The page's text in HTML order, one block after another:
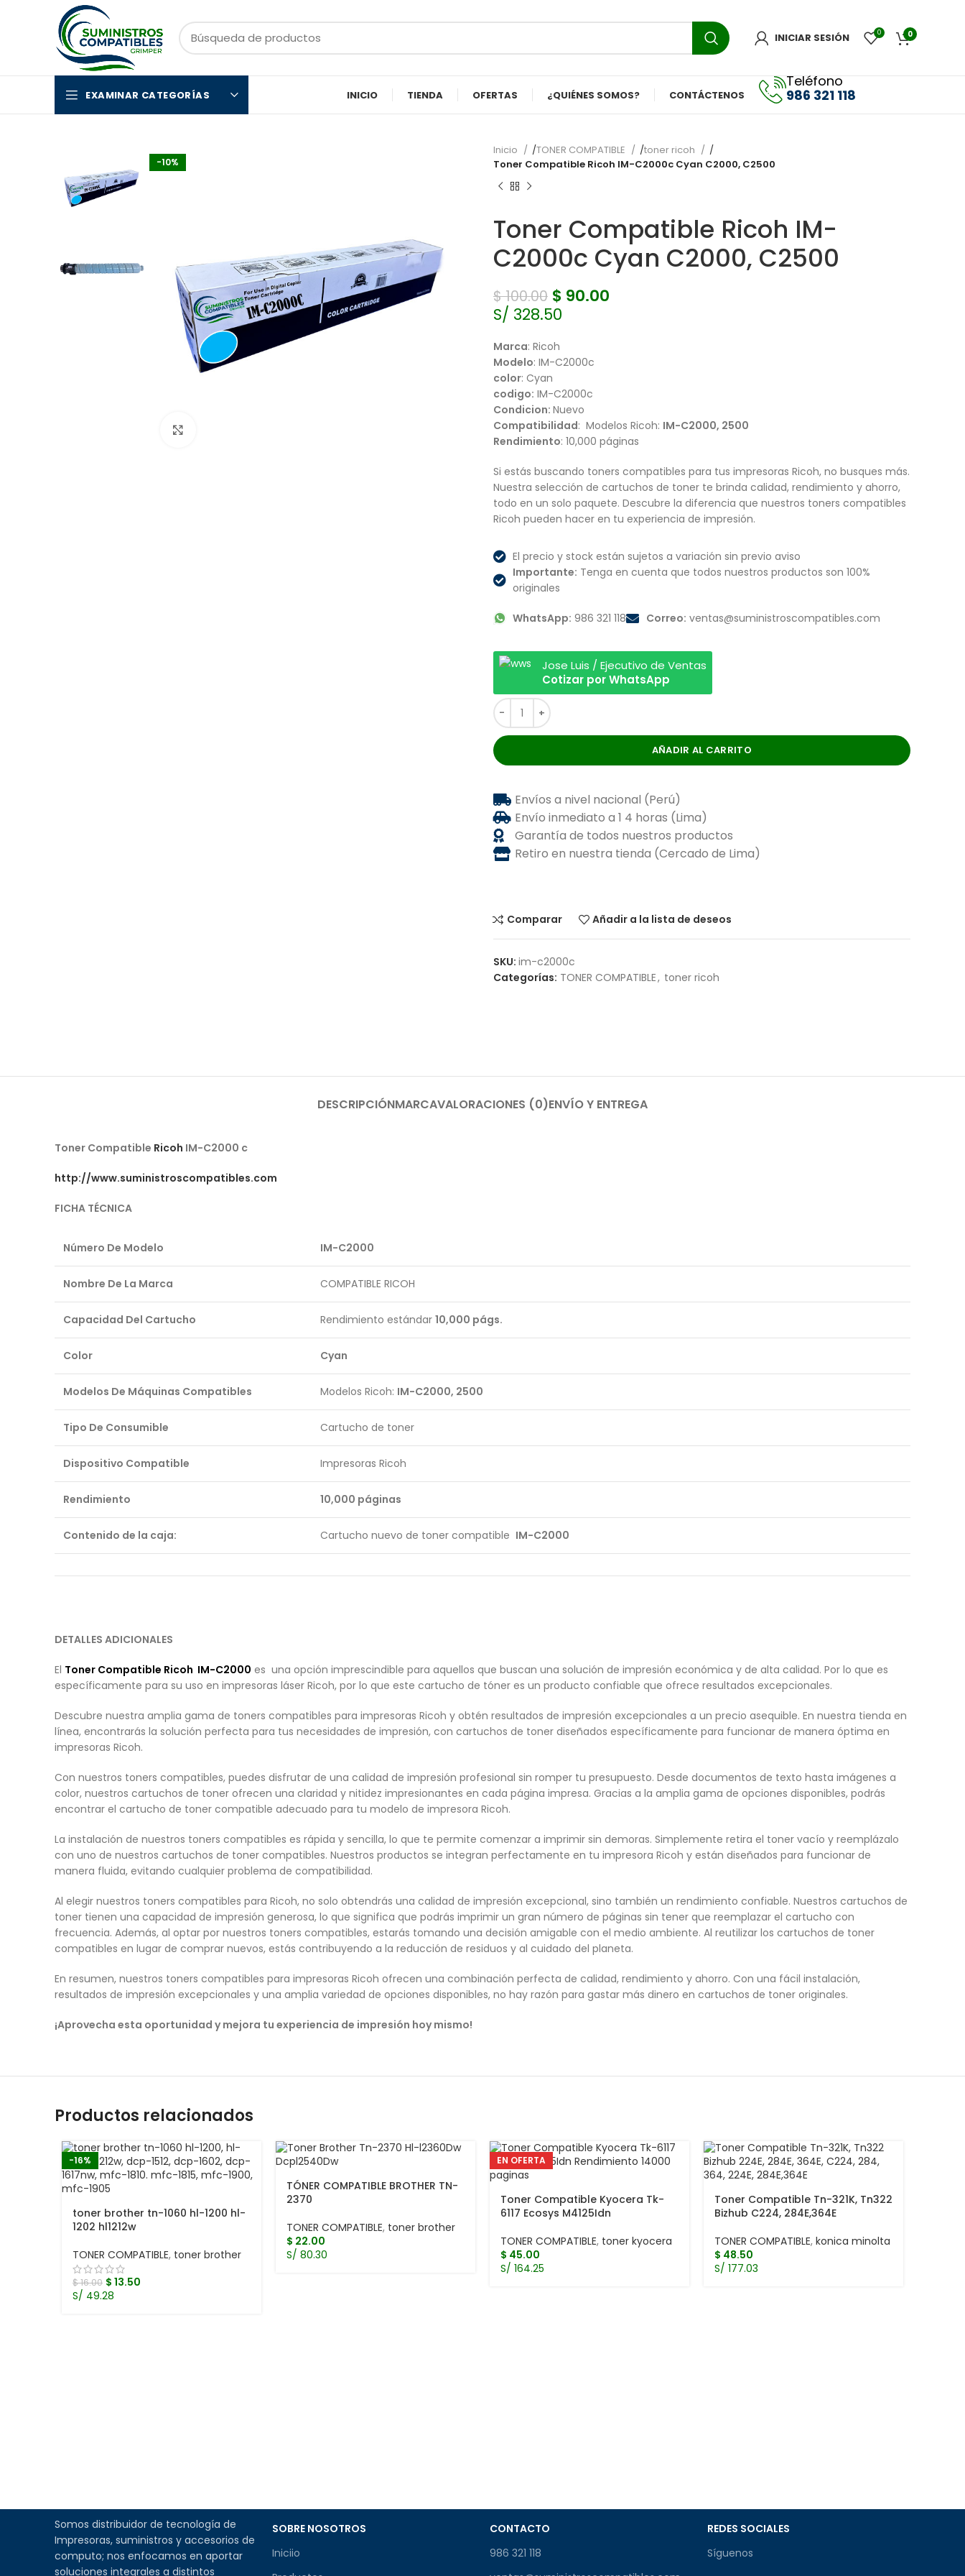
INICIAR SESIÓN 0 0
EXAMINAR CATEGORÍAS INICIO TIENDA OFERTAS ¿QUIÉNES SOMOS? CONTÁCTENOS
Teléfono
986 321 118
-10%
Inicio TONER COMPATIBLE
toner ricoh
Toner Compatible Ricoh IM-C2000c Cyan C2000, C2500
Toner Compatible Ricoh IM-
C2000c Cyan C2000, C2500
$100.00 $ 90.00
S/ 328.50
Marca: Ricoh
Modelo: IM-C2000c
color: Cyan
codigo: IM-C2000c
Condicion: Nuevo
Compatibilidad: Modelos Ricoh: IM-C2000, 2500
Rendimiento: 10,000 páginas
Si estás buscando toners compatibles para tus impresoras Ricoh, no busques más.
Nuestra selección de cartuchos de toner te brinda calidad, rendimiento y ahorro,
todo en un solo paquete. Descubre la diferencia que nuestros toners compatibles
Ricoh pueden hacer en tu experiencia de impresión.
El precio y stock están sujetos a variación sin previo aviso
Importante: Tenga en cuenta que todos nuestros productos son 100%
originales
WhatsApp: 986 321 118 Correo: ventas@suministroscompatibles.com
Jose Luis / Ejecutivo de Ventas
Cotizar por WhatsApp
AÑADIR AL CARRITO
Envíos a nivel nacional (Perú)
Envío inmediato a 1 4 horas (Lima)
Garantía de todos nuestros productos
Retiro en nuestra tienda (Cercado de Lima)
Comparar Añadir a la lista de deseos
SKU: im-c2000c
Categorías: TONER COMPATIBLE, toner ricoh
DESCRIPCIÓNMARCAVALORACIONES (0)ENVÍO Y ENTREGA
Toner Compatible Ricoh IM-C2000 c
http://www.suministroscompatibles.com
FICHA TÉCNICA
Número De Modelo IM-C2000
Nombre De La Marca COMPATIBLE RICOH
Capacidad Del Cartucho Rendimiento estándar 10,000 págs.
Color Cyan
Modelos De Máquinas Compatibles Modelos Ricoh: IM-C2000, 2500
Tipo De Consumible Cartucho de toner
Dispositivo Compatible Impresoras Ricoh
Rendimiento 10,000 páginas
Contenido de la caja: Cartucho nuevo de toner compatible IM-C2000
DETALLES ADICIONALES
El Toner Compatible Ricoh IM-C2000 es una opción imprescindible para aquellos que buscan una solución de impresión económica y de alta calidad. Por lo que es
específicamente para su uso en impresoras láser Ricoh, por lo que este cartucho de tóner es un producto confiable que ofrece resultados excepcionales.
Descubre nuestra amplia gama de toners compatibles para impresoras Ricoh y obtén resultados de impresión excepcionales a un precio asequible. En nuestra tienda en
línea, encontrarás la solución perfecta para tus necesidades de impresión, con cartuchos de toner diseñados específicamente para funcionar de manera óptima en
impresoras Ricoh.
Con nuestros toners compatibles, puedes disfrutar de una calidad de impresión profesional sin romper tu presupuesto. Desde documentos de texto hasta imágenes a
color, nuestros cartuchos de toner ofrecen una claridad y nitidez impresionantes en cada página impresa. Gracias a la amplia gama de opciones disponibles, podrás
encontrar el cartucho de toner compatible adecuado para tu modelo de impresora Ricoh.
La instalación de nuestros toners compatibles es rápida y sencilla, lo que te permite comenzar a imprimir sin demoras. Simplemente retira el toner vacío y reemplázalo
con uno de nuestros cartuchos de toner compatibles. Nuestros productos se integran perfectamente en tu impresora Ricoh y están diseñados para funcionar de
manera fluida, evitando cualquier problema de compatibilidad.
Al elegir nuestros toners compatibles para Ricoh, no solo obtendrás una calidad de impresión excepcional, sino también un rendimiento confiable. Nuestros cartuchos de
toner tienen una capacidad de impresión generosa, lo que significa que podrás imprimir un gran número de páginas sin tener que reemplazar el cartucho con
frecuencia. Además, al optar por nuestros toners compatibles, estarás tomando una decisión amigable con el medio ambiente. Al reutilizar los cartuchos de toner
compatibles en lugar de comprar nuevos, estás contribuyendo a la reducción de residuos y al cuidado del planeta.
En resumen, nuestros toners compatibles para impresoras Ricoh ofrecen una combinación perfecta de calidad, rendimiento y ahorro. Con una fácil instalación,
resultados de impresión excepcionales y una amplia variedad de opciones disponibles, no hay razón para gastar más dinero en cartuchos de toner originales.
¡Aprovecha esta oportunidad y mejora tu experiencia de impresión hoy mismo!
Productos relacionados
-16%
toner brother tn-1060 hl-1200 hl-
1202 hl1212w
TONER COMPATIBLE, toner brother
$16.00 $ 13.50
S/ 49.28
TÓNER COMPATIBLE BROTHER TN-
2370
TONER COMPATIBLE, toner brother
$ 22.00
S/ 80.30
EN OFERTA
Toner Compatible Kyocera Tk-
6117 Ecosys M4125Idn
TONER COMPATIBLE, toner kyocera
$ 45.00
S/ 164.25
Toner Compatible Tn-321K, Tn322
Bizhub C224, 284E,364E
TONER COMPATIBLE, konica minolta
$ 48.50
S/ 177.03
Somos distribuidor de tecnología de
Impresoras, suministros y accesorios de
computo; nos enfocamos en aportar
soluciones integrales a distintos
SOBRE NOSOTROS
Iniciio
CONTACTO
986 321 118
REDES SOCIALES
Síguenos